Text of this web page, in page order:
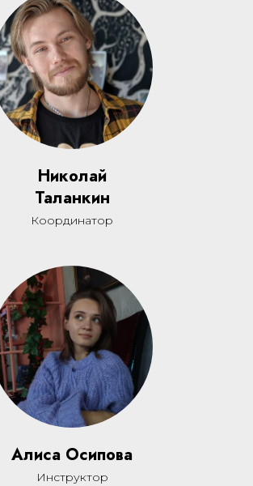
Николай
Таланкин
Координатор
Алиса Осипова
Инструктор